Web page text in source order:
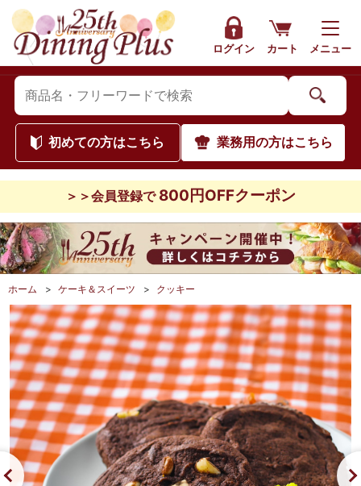
ログイン カート メニュー
初めての方はこちら 業務用の方はこちら
＞＞会員登録で 800円OFFクーポン
ホーム > ケーキ＆スイーツ > クッキー